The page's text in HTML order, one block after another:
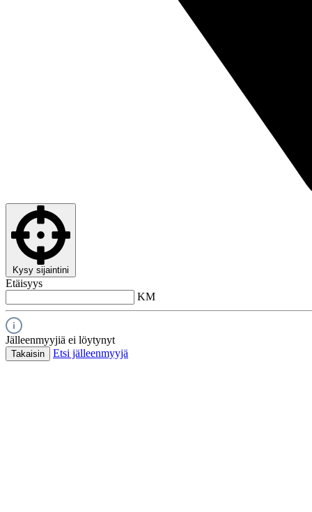
Kysy sijaintini
Etäisyys
KM
Jälleenmyyjiä ei löytynyt
Takaisin Etsi jälleenmyyjä